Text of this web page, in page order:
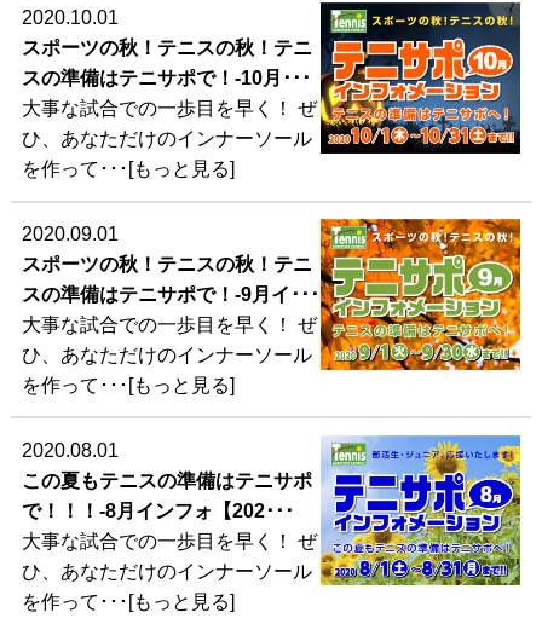
2020.10.01
スポーツの秋！テニスの秋！テニ
スの準備はテニサポで！-10月･･･
大事な試合での一歩目を早く！ ぜ
ひ、あなただけのインナーソール
を作って･･･[もっと見る]
2020.09.01
スポーツの秋！テニスの秋！テニ
スの準備はテニサポで！-9月イ･･･
大事な試合での一歩目を早く！ ぜ
ひ、あなただけのインナーソール
を作って･･･[もっと見る]
2020.08.01
この夏もテニスの準備はテニサポ
で！！！-8月インフォ【202･･･
大事な試合での一歩目を早く！ ぜ
ひ、あなただけのインナーソール
を作って･･･[もっと見る]